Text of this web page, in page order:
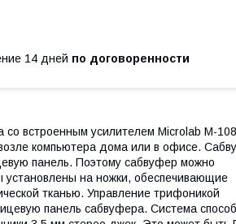
14 дней по договоренности
со встроенным усилителем Microlab M-108
компьютера дома или в офисе.
панель. Поэтому сабвуфер можно
установлены на ножки, обеспечивающие
тканью. Управление трифоникой
панель сабвуфера. Система